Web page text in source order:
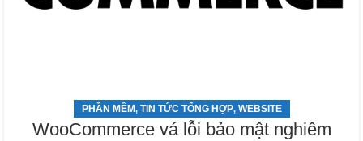
PHẦN MỀM, TIN TỨC TỔNG HỢP, WEBSITE
WooCommerce vá lỗi bảo mật nghiêm